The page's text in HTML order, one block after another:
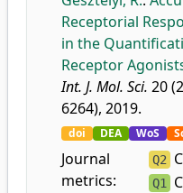
Receptorial
in the
Receptor
Int. J. Mol. Sci. 20
6264), 2019.
doi DEA WoS
Journal
metrics:
Q2
Q1